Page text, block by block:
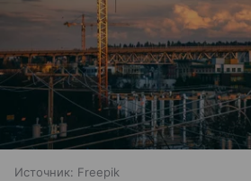
Источник: Freepik